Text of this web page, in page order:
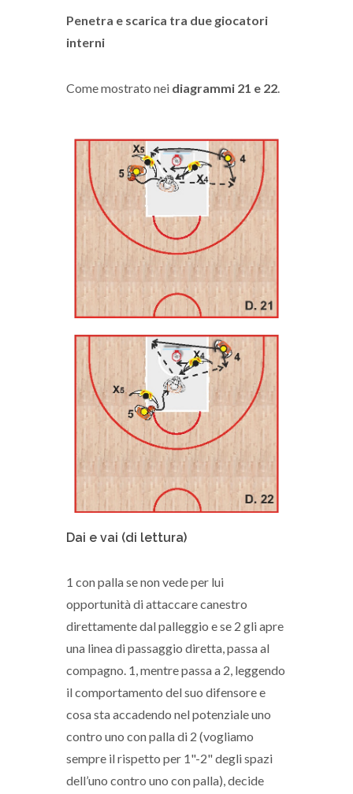
Penetra e scarica tra due giocatori
interni
Come mostrato nei diagrammi 21 e 22.
Dai e vai (di lettura)
1 con palla se non vede per lui
opportunità di attaccare canestro
direttamente dal palleggio e se 2 gli apre
una linea di passaggio diretta, passa al
compagno. 1, mentre passa a 2, leggendo
il comportamento del suo difensore e
cosa sta accadendo nel potenziale uno
contro uno con palla di 2 (vogliamo
sempre il rispetto per 1"-2" degli spazi
dell’uno contro uno con palla), decide